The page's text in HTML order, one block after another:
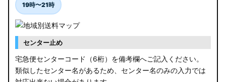
19時〜21時
センター止め
宅急便センターコード（6桁）を備考欄へご記入ください。
類似したセンター名があるため、センター名のみの入力では